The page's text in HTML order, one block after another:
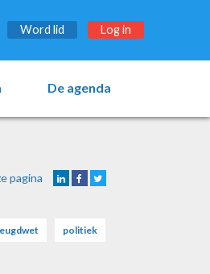
Word lid Log in
De agenda
pagina
politiek